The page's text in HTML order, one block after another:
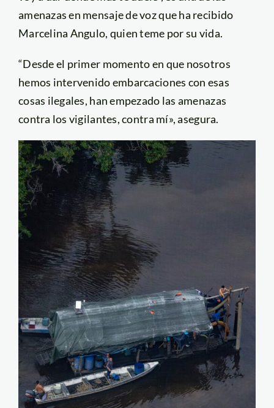
amenazas en mensaje de voz que ha recibido
Marcelina Angulo, quien teme por su vida.
“Desde el primer momento en que nosotros
hemos intervenido embarcaciones con esas
cosas ilegales, han empezado las amenazas
contra los vigilantes, contra mí», asegura.